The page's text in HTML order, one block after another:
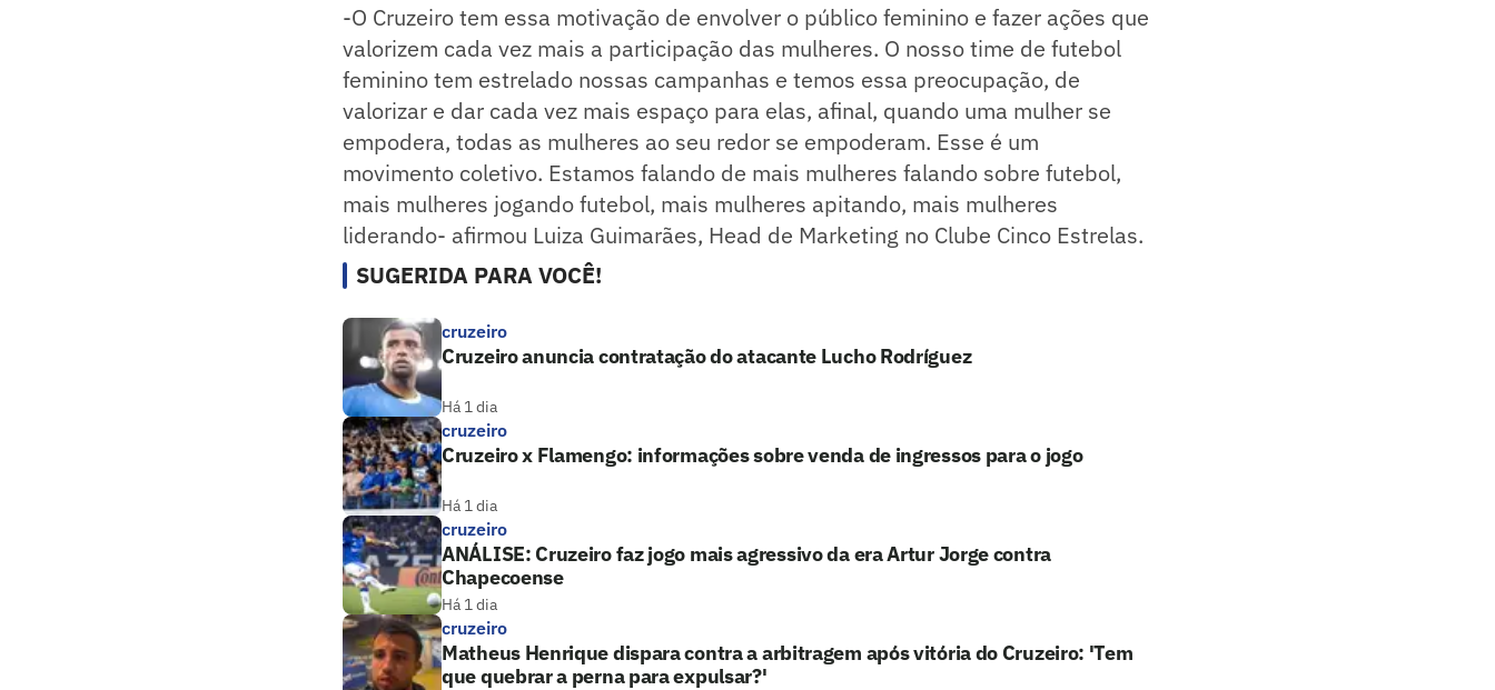
-O Cruzeiro tem essa motivação de envolver o público feminino e fazer ações que
valorizem cada vez mais a participação das mulheres. O nosso time de futebol
feminino tem estrelado nossas campanhas e temos essa preocupação, de
valorizar e dar cada vez mais espaço para elas, afinal, quando uma mulher se
empodera, todas as mulheres ao seu redor se empoderam. Esse é um
movimento coletivo. Estamos falando de mais mulheres falando sobre futebol,
mais mulheres jogando futebol, mais mulheres apitando, mais mulheres
liderando- afirmou Luiza Guimarães, Head de Marketing no Clube Cinco Estrelas.
SUGERIDA PARA VOCÊ!
cruzeiro
Cruzeiro anuncia contratação do atacante Lucho Rodríguez
Há 1 dia
cruzeiro
Cruzeiro x Flamengo: informações sobre venda de ingressos para o jogo
Há 1 dia
cruzeiro
ANÁLISE: Cruzeiro faz jogo mais agressivo da era Artur Jorge contra
Chapecoense
Há 1 dia
cruzeiro
Matheus Henrique dispara contra a arbitragem após vitória do Cruzeiro: 'Tem
que quebrar a perna para expulsar?'